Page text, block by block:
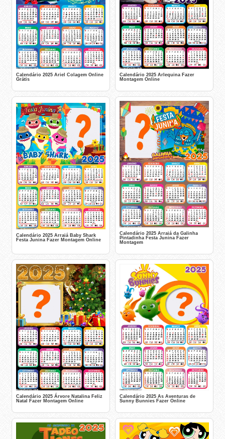
Calendário 2025 Ariel Colagem Online
Grátis
Calendário 2025 Arlequina Fazer
Montagem Online
Calendário 2025 Arraiá Baby Shark
Festa Junina Fazer Montagem Online
Calendário 2025 Arraiá da Galinha
Pintadinha Festa Junina Fazer
Montagem
Calendário 2025 Árvore Natalina Feliz
Natal Fazer Montagem Online
Calendário 2025 As Aventuras de
Sunny Bunnies Fazer Online